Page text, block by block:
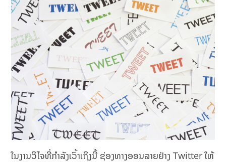
ໃນງານວິໄຈທີ່ກຳລັງເວົ້າເຖິງນີ້ ຊ່ອງທາງອອນລາຍຢ່າງ Twitter ໃຫ້